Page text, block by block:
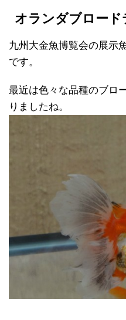
オランダブロード
九州大金魚博覧会の展示魚
です。
最近は色々な品種のブロ
りましたね。